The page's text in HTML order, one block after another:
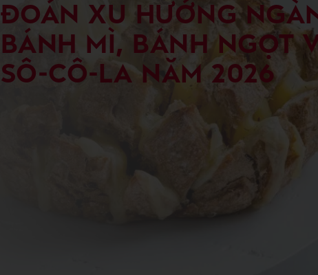
ĐOÁN XU HƯỚNG
BÁNH MÌ, BÁNH NGỌT
SÔ-CÔ-LA NĂM 2026